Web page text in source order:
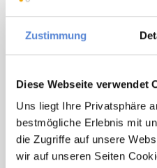
Zustimmung
Diese Webseite verwendet
Uns liegt Ihre Privatsphäre
bestmögliche Erlebnis mit
die Zugriffe auf unsere
wir auf unseren Seiten
🌟 PREMIUM-STELLENANGEBOT 🌟
Partner (m/w/d) in Voll-
Detmold